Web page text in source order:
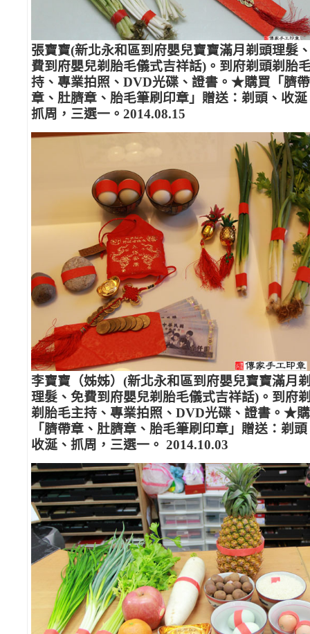
張寶寶(新北永和區到府嬰兒寶寶滿月剃頭理髮
費到府嬰兒剃胎毛儀式吉祥話)。到府剃頭剃胎
持、專業拍照、DVD光碟、證書。★購買「臍帶
章、肚臍章、胎毛筆刷印章」贈送：剃頭、收涎
抓周，三選一。2014.08.15
李寶寶（姊姊）(新北永和區到府嬰兒寶寶滿月
理髮、免費到府嬰兒剃胎毛儀式吉祥話)。到府
剃胎毛主持、專業拍照、DVD光碟、證書。★
「臍帶章、肚臍章、胎毛筆刷印章」贈送：剃
收涎、抓周，三選一。 2014.10.03